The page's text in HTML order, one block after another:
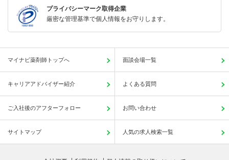
プライバシーマーク取得企業
厳密な管理基準で個人情報をお守りします。
マイナビ薬剤師トップへ 面談会場一覧
キャリアアドバイザー紹介 よくある質問
ご入社後のアフターフォロー お問い合わせ
サイトマップ 人気の求人検索一覧